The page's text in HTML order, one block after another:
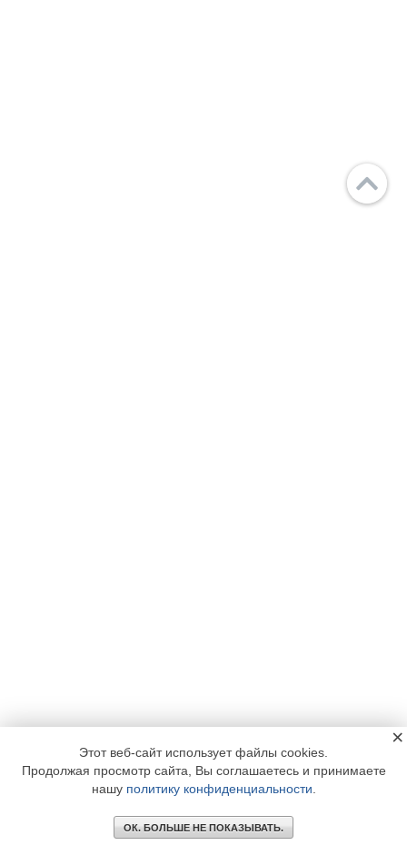
Этот веб-сайт использует файлы cookies.
Продолжая просмотр сайта, Вы соглашаетесь и принимаете
нашу политику конфиденциальности
ОК. БОЛЬШЕ НЕ ПОКАЗЫВАТЬ.
×